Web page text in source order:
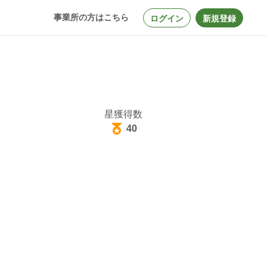
事業所の方はこちら ログイン 新規登録
星獲得数
40